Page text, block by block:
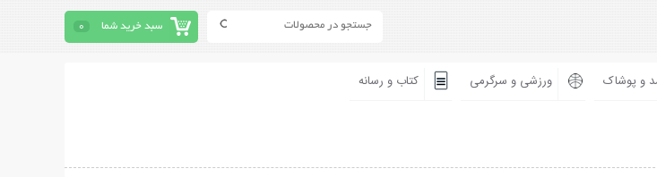
سبد خرید شما 0
و پوشاک ورزشی و سرگرمی کتاب و رسانه